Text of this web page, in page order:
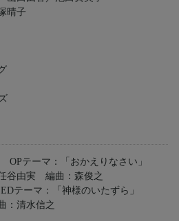
晴子
テーマ：「おかえりなさい」
谷由実 編曲：森俊之
テーマ：「神様のいたずら」
：清水信之